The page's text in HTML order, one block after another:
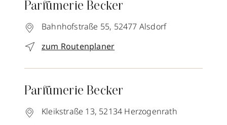
Parfümerie Becker
Bahnhofstraße 55, 52477 Alsdorf
zum Routenplaner
Parfümerie Becker
Kleikstraße 13, 52134 Herzogenrath